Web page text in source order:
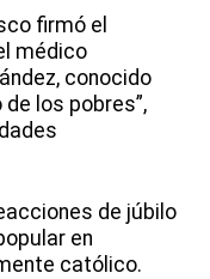
firmó el
médico
conocido
los pobres”,
de júbilo
en
católico.